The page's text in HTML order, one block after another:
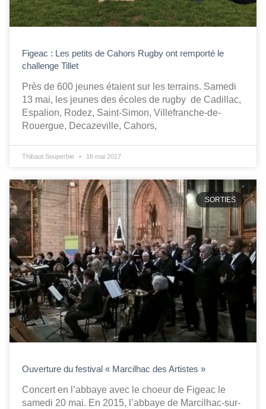
Figeac : Les petits de Cahors Rugby ont remporté le
challenge Tillet
Près de 600 jeunes étaient sur les terrains. Samedi
13 mai, les jeunes des écoles de rugby de Cadillac,
Espalion, Rodez, Saint-Simon, Villefranche-de-
Rouergue, Decazeville, Cahors,
Thibaut Souperbie 16 mai 2017
SORTIES
Ouverture du festival « Marcilhac des Artistes »
Concert en l’abbaye avec le choeur de Figeac le
samedi 20 mai. En 2015, l’abbaye de Marcilhac-sur-